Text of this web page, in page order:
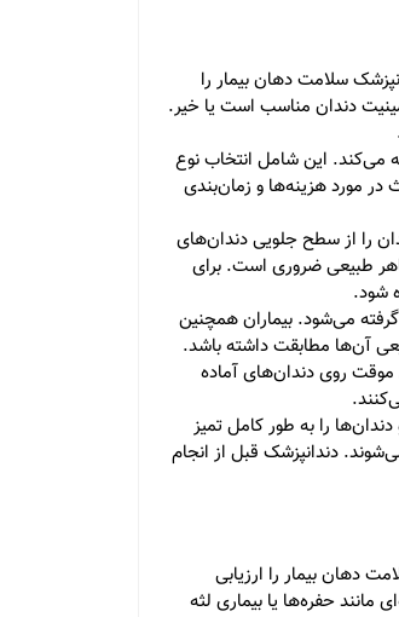
سلامت دهان بیمار را
دندان مناسب است یا خیر.
می‌کند. این شامل انتخاب نوع
در مورد هزینه‌ها و زمان‌بندی
را از سطح جلویی دندان‌های
طبیعی ضروری است. برای
شود.
می‌شود. بیماران همچنین
آن‌ها مطابقت داشته باشد.
موقت روی دندان‌های آماده
را به طور کامل تمیز
دندانپزشک قبل از انجام
دهان بیمار را ارزیابی
حفره‌ها یا بیماری لثه